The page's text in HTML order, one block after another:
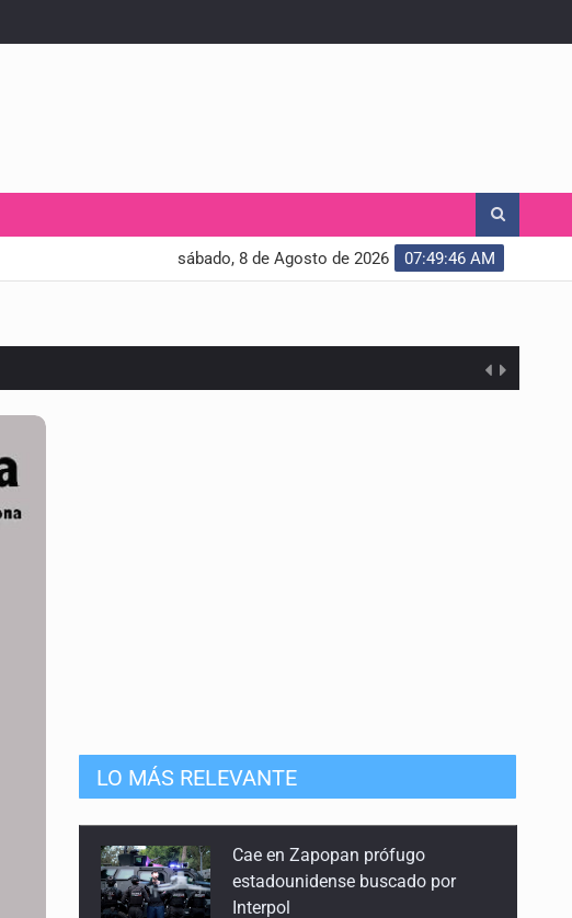
07:49:47 AM
sábado, 8 de Agosto de 2026
LO MÁS RELEVANTE
Cae en Zapopan prófugo
estadounidense buscado por
Interpol